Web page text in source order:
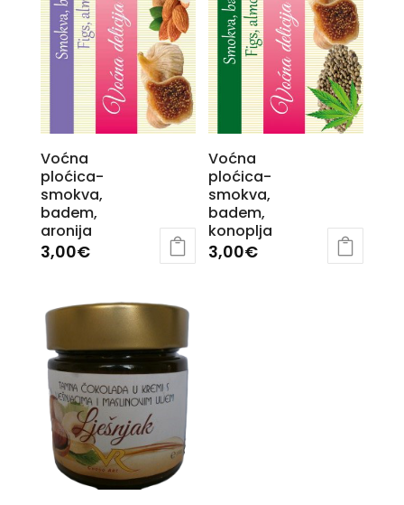
Voćna
ploćica-
smokva,
badem,
aronija
3,00€
Voćna
ploćica-
smokva,
badem,
konoplja
3,00€